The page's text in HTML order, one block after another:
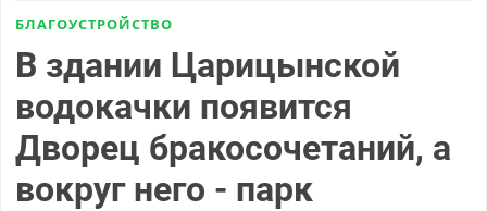
БЛАГОУСТРОЙСТВО
В здании Царицынской
водокачки появится
Дворец бракосочетаний, а
вокруг него - парк